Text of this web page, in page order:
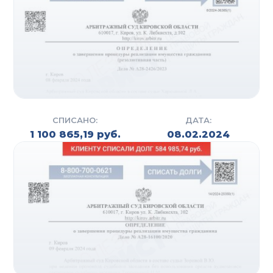
иск на банкротство. Также подготавливаются все
необходимые документы для подачи иска. Этим
могут заниматься специалисты компании (на
практике данный процесс занимает от 7 до 10
дней) либо сам должник, но в связи с
больше времени (в среднем от 1 до 3 месяцев).
После того, как собраны все справки и выписки,
оплачены госпошлины и депозиты суда,
составляется исковое заявление.
Следующий этап – это регистрация искового
заявления на сайте Арбитражного суда. Суд
рассматривает, соответствует ли иск регламенту,
проверяет наличие всех необходимых
документов и (если все хорошо) назначает дату
СПИСАНО:
1 100 865,19 руб.
ДАТА:
08.02.2024